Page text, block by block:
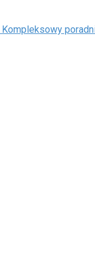
Kompleksowy